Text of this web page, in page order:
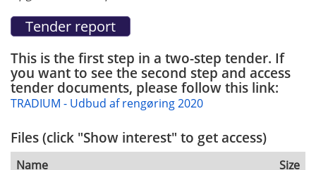
This is the first step in a two-step tender. If
you want to see the second step and access
tender documents, please follow this link:
TRADIUM - Udbud af rengøring 2020
Files (click "Show interest" to get access)
Name
Size